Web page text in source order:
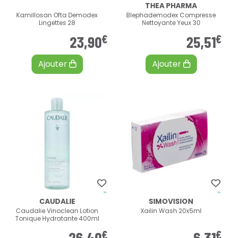
Kamillosan Ofta Demodex
Lingettes 28
23,90€
Ajouter
THEA PHARMA
Blephademodex Compresse
Nettoyante Yeux 30
25,51€
Ajouter
CAUDALIE
Caudalie Vinoclean Lotion
Tonique Hydratante 400ml
€
SIMOVISION
Xailin Wash 20x5ml
€